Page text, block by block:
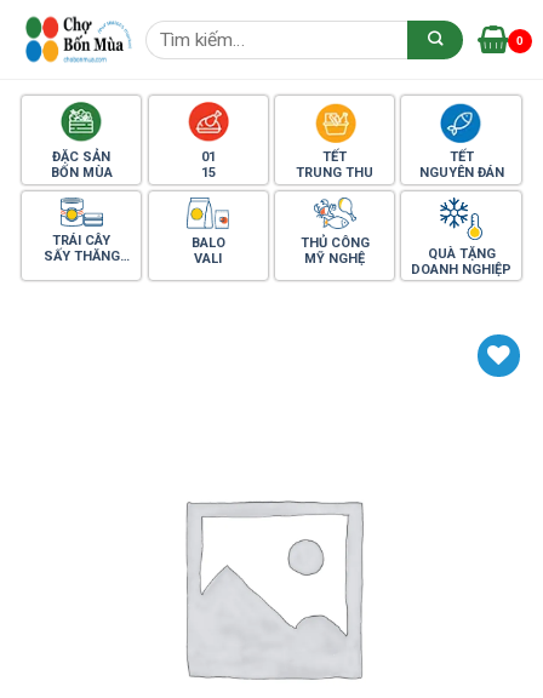
Skip
Tìm
kiếm:
0
ĐẶC SẢN
BỐN MÙA
01
15
TẾT
TRUNG THU
TẾT
NGUYÊN ĐÁN
TRÁI CÂY
SẤY THĂNG
BALO
VALI
THỦ CÔNG
MỸ NGHỆ
QUÀ TẶNG
DOANH NGHIỆP